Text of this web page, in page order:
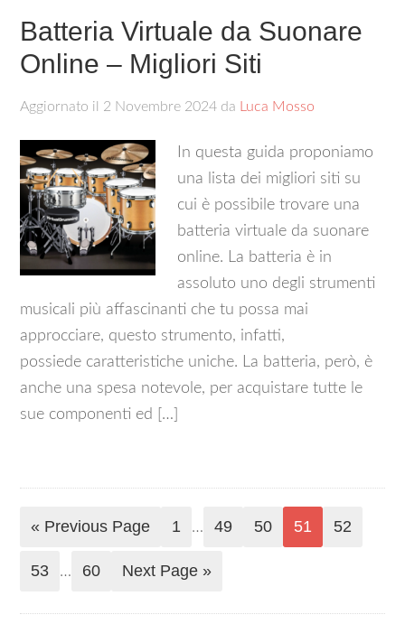
Batteria Virtuale da Suonare
Online – Migliori Siti
Aggiornato il 2 Novembre 2024 da Luca Mosso
In questa guida proponiamo
una lista dei migliori siti su
cui è possibile trovare una
batteria virtuale da suonare
online. La batteria è in
assoluto uno degli strumenti
musicali più affascinanti che tu possa mai
approcciare, questo strumento, infatti,
possiede caratteristiche uniche. La batteria, però, è
anche una spesa notevole, per acquistare tutte le
sue componenti ed […]
« Previous Page 1 … 49 50 51 52
53 … 60 Next Page »